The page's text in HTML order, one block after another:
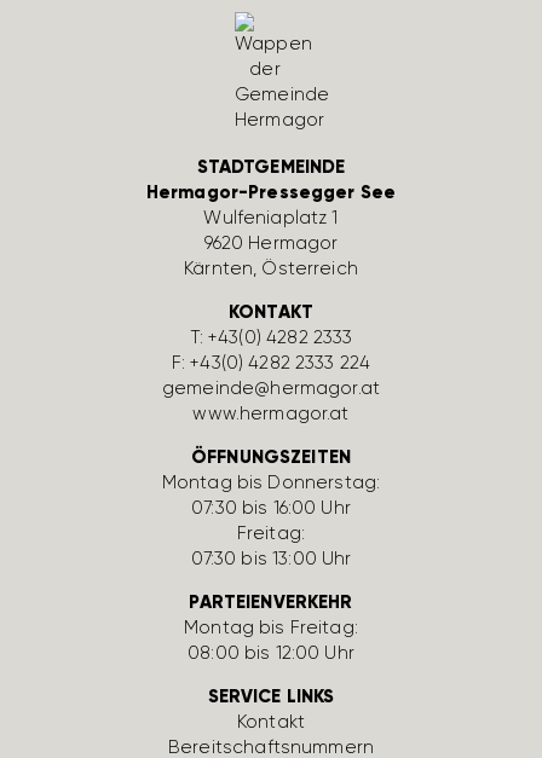
STADTGEMEINDE
Hermagor-Pressegger See
Wulfe­nia­platz 1
9620 Hermagor
Kärnten, Öster­reich
KONTAKT
T:+43(0) 4282 2333
F: +43(0) 4282 2333 224
gemeinde@hermagor.at
www.hermagor.at
ÖFFNUNGSZEITEN
Montag bis Donnerstag:
07:30 bis 16:00 Uhr
Freitag:
07:30 bis 13:00 Uhr
PARTEIENVERKEHR
Montag bis Freitag:
08:00 bis 12:00 Uhr
SERVICE LINKS
Kontakt
Bereit­schafts­num­mern